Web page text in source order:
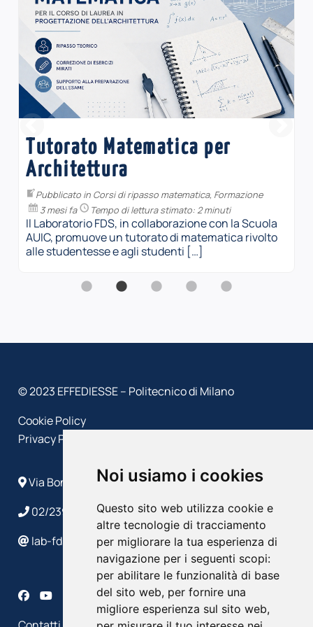
Noi usiamo i cookies
Questo sito web utilizza cookie e
altre tecnologie di tracciamento
per migliorare la tua esperienza di
navigazione per i seguenti scopi:
per abilitare le funzionalità di base
del sito web, per fornire una
migliore esperienza sul sito web,
MATEC4Girls (2026)
Pubblicato inMatec,Sperimentazione
In occasione della Giornata internazionale delle
Donne nella Matematica, che si celebra il 12
maggio, il laboratorio FDS invita le […]
© 2023 EFFEDIESSE – Politecnico di Milano
Cookie Policy
Privacy Policy
Via Bonardi, 9 - 20133 Milano
02/2399 4586/4632
lab-fds@polimi.it